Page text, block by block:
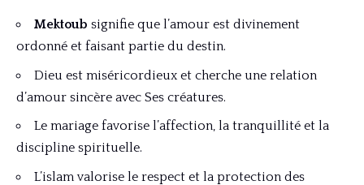
Mektoub signifie que l’amour est divinement
ordonné et faisant partie du destin.
Dieu est miséricordieux et cherche une relation
d’amour sincère avec Ses créatures.
Le mariage favorise l’affection, la tranquillité et la
discipline spirituelle.
L’islam valorise le respect et la protection des